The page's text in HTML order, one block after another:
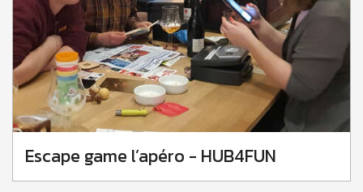
Escape game l’apéro - HUB4FUN